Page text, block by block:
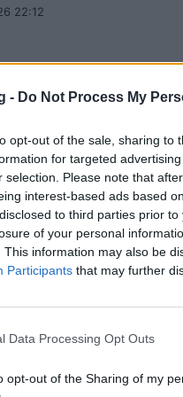
- Do Not Process My
opt-out of the sale, sharing
for targeted
selection. Please note that
interest-based ads based
to third parties prior
of your personal
This information may also be
Participants that may further
Data Processing Opt Outs
opt-out of the Sharing of my
22:12
του προπόνηση ενόψει
με τον κόσμο του να
23:04
του
13:21